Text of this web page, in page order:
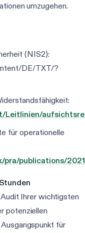
umzugehen.
(NIS2):
DE/TXT/?
Leitlinien/
für operationelle
publications/
Ihrer wichtigsten
potenziellen
für